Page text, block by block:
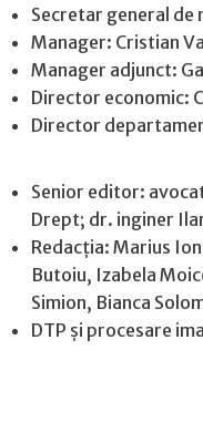
Secretar general
Manager: Cristian
Manager adjunct:
Director economic:
Director
Senior editor:
Drept; dr. inginer
Redacţia: Marius
Butoiu, Izabela
Simion, Bianca
DTP și procesare